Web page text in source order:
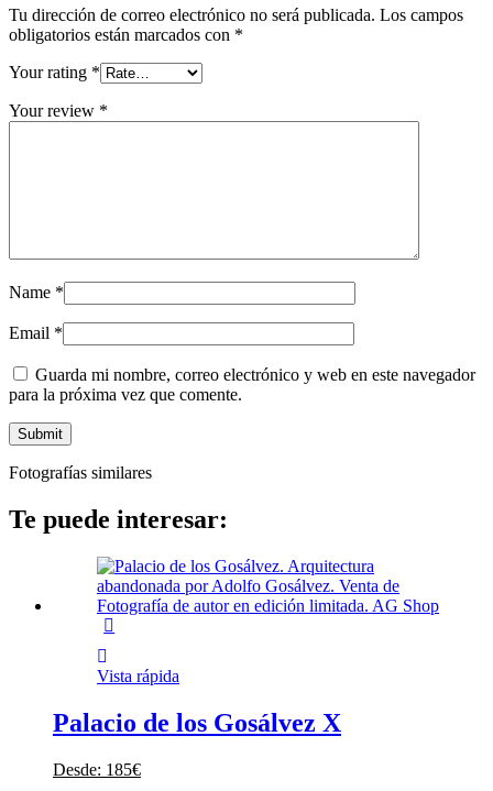
Tu dirección de correo electrónico no será publicada. Los campos
obligatorios están marcados con *
Your rating *
Your review *
Name *
Email *
Guarda mi nombre, correo electrónico y web en este navegador
para la próxima vez que comente.
Fotografías similares
Te puede interesar:
Vista rápida
Palacio de los Gosálvez X
Desde: 185€